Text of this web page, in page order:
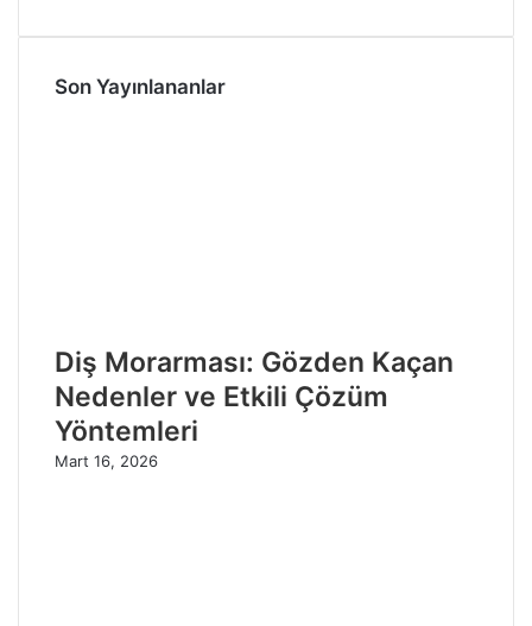
Son Yayınlananlar
Diş Morarması: Gözden Kaçan
Nedenler ve Etkili Çözüm
Yöntemleri
Mart 16, 2026